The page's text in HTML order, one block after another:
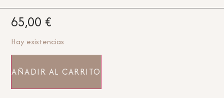
65,00 €
Hay existencias
AÑADIR AL CARRITO